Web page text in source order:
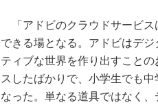
「アドビのクラウドサービス
できる場となる。アドビはデ
ティブな世界を作り出すこと
スしたばかりで、小学生でも
なった。単なる道具ではなく